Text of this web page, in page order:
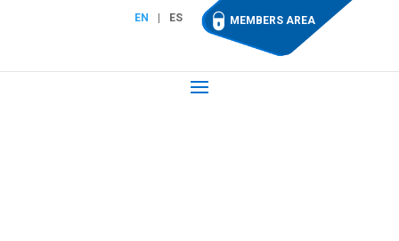
EN ES MEMBERS AREA